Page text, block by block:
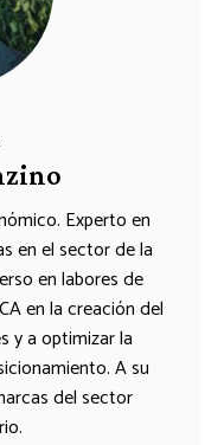
Experto en
en el sector de la
en labores de
en la creación del
y a optimizar la
A su
del sector